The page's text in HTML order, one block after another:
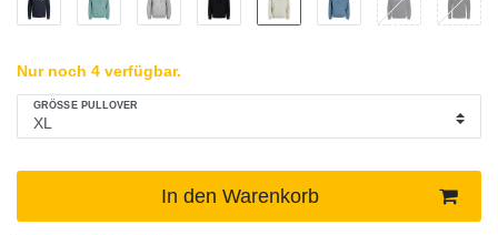
Nur noch 4 verfügbar.
GRÖSSE PULLOVER
In den Warenkorb